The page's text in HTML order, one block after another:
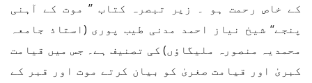
کے خاص رحمت ہو ۔ زیر تبصرہ کتاب ’’ موت کے آہنی
پنجے‘‘ شیخ نیاز احمد مدنی طیب پوری (استاذ جامعہ
محمدیہ منصورہ ملیگاؤں) کی تصنیف ہے۔ جس میں قیامت
کبریٰ اور قیامت صغریٰ کو بیان کرتے موت اور قبر کے